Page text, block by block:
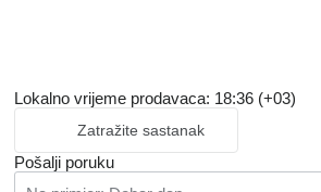
Lokalno vrijeme prodavaca: 18:36 (+03)
Zatražite sastanak
Pošalji poruku